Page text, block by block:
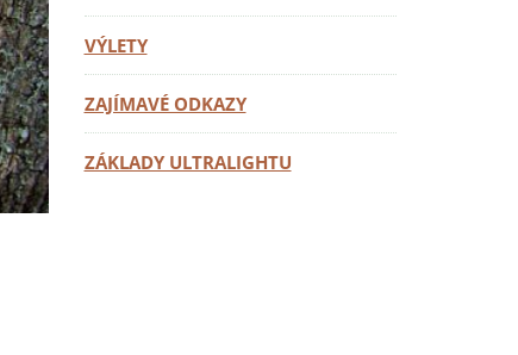
VÝLETY
ZAJÍMAVÉ ODKAZY
ZÁKLADY ULTRALIGHTU